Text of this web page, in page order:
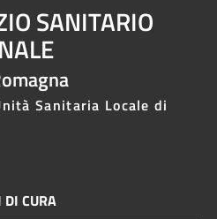
SANITARIO
Sanitaria Locale di
DI CURA